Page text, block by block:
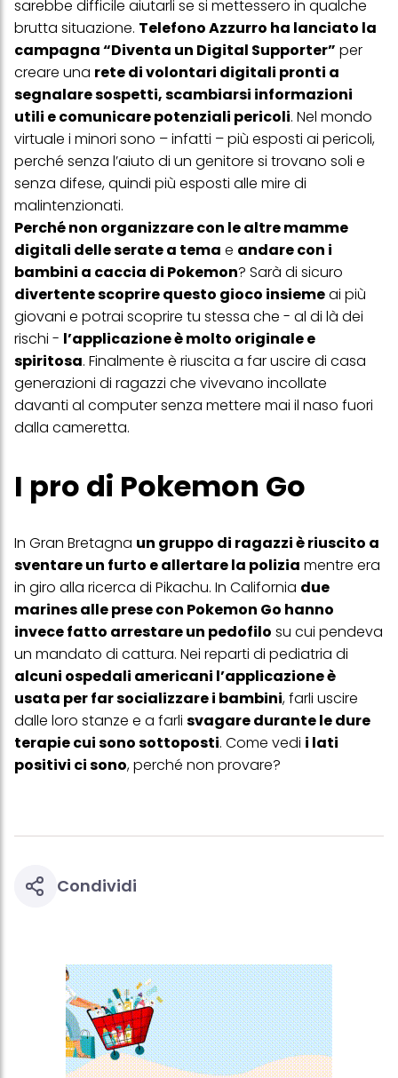
sarebbe difficile aiutarli se si mettessero in qualche
brutta situazione. Telefono Azzurro ha lanciato la
campagna “Diventa un Digital Supporter” per
creare una rete di volontari digitali pronti a
segnalare sospetti, scambiarsi informazioni
utili e comunicare potenziali pericoli. Nel mondo
virtuale i minori sono – infatti – più esposti ai pericoli,
perché senza l’aiuto di un genitore si trovano soli e
senza difese, quindi più esposti alle mire di
malintenzionati.
Perché non organizzare con le altre mamme
digitali delle serate a tema e andare con i
bambini a caccia di Pokemon? Sarà di sicuro
divertente scoprire questo gioco insiemeai più
giovani e potrai scoprire tu stessa che - al di là dei
rischi - l’applicazione è molto originale e
spiritosa. Finalmente è riuscita a far uscire di casa
generazioni di ragazzi che vivevano incollate
davanti al computer senza mettere mai il naso fuori
dalla cameretta.
I pro di Pokemon Go
In Gran Bretagna un gruppo di ragazzi è riuscito a
sventare un furto e allertare la polizia mentre era
in giro alla ricerca di Pikachu. In California due
marines alle prese con Pokemon Go hanno
invece fatto arrestare un pedofilo su cui pendeva
un mandato di cattura. Nei reparti di pediatria di
alcuni ospedali americani l’applicazione è
usata per far socializzare i bambini, farli uscire
dalle loro stanze e a farli svagare durante le dure
terapie cui sono sottoposti. Come vedi i lati
positivi ci sono, perché non provare?
Condividi
più degli scopi sopra menzionati. Cliccando su "Accetta tutto",
acconsenti all'uso dei cookie e al trattamento dei tuoi dati
personali per tutte le finalità sopra indicate. Se fai clic su "Rifiuta",
verranno utilizzati solo i cookie tecnicamente necessari per fornirti
questo sito web.